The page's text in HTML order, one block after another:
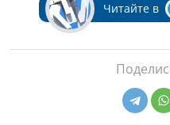
Читайте в